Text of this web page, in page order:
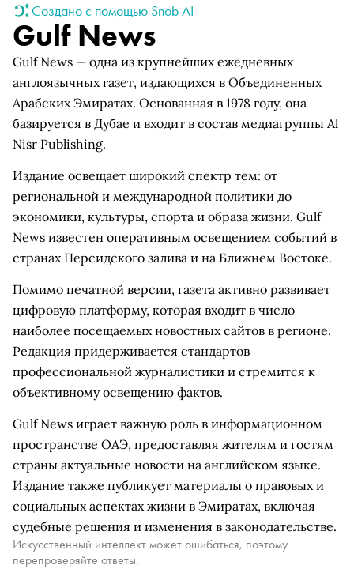
Создано с помощью Snob AI
Gulf News
Gulf News — одна из крупнейших ежедневных
англоязычных газет, издающихся в Объединенных
Арабских Эмиратах. Основанная в 1978 году, она
базируется в Дубае и входит в состав медиагруппы Al
Nisr Publishing.
Издание освещает широкий спектр тем: от
региональной и международной политики до
экономики, культуры, спорта и образа жизни. Gulf
News известен оперативным освещением событий в
странах Персидского залива и на Ближнем Востоке.
Помимо печатной версии, газета активно развивает
цифровую платформу, которая входит в число
наиболее посещаемых новостных сайтов в регионе.
Редакция придерживается стандартов
профессиональной журналистики и стремится к
объективному освещению фактов.
Gulf News играет важную роль в информационном
пространстве ОАЭ, предоставляя жителям и гостям
страны актуальные новости на английском языке.
Издание также публикует материалы о правовых и
социальных аспектах жизни в Эмиратах, включая
судебные решения и изменения в законодательстве.
Искусственный интеллект может ошибаться, поэтому
перепроверяйте ответы.